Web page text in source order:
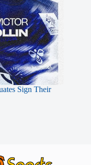
Sign Their